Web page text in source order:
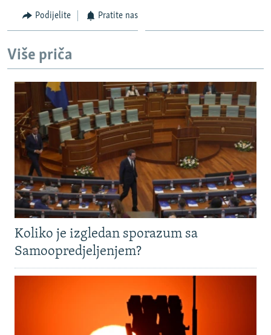
Podijelite Pratite nas
Više priča
Koliko je izgledan sporazum sa
Samoopredjeljenjem?